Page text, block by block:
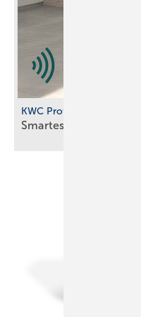
KWC Professional
Smartes